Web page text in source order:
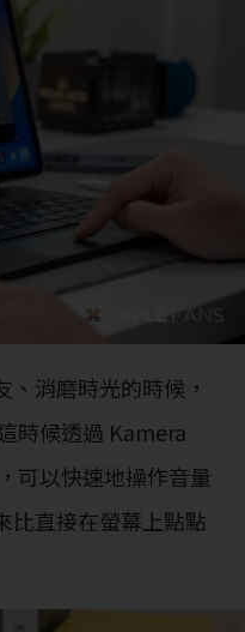
消磨時光的時候，
時候透過 Kamera
可以快速地操作音量
比直接在螢幕上點點